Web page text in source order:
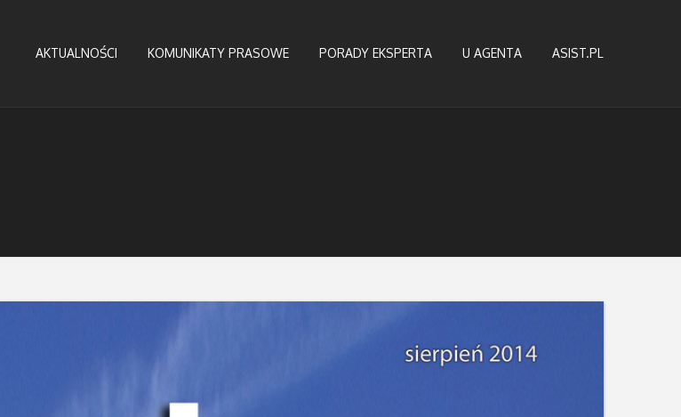
AKTUALNOŚCI KOMUNIKATY PRASOWE PORADY EKSPERTA U AGENTA ASIST.PL